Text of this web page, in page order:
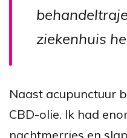
ziekenhuis
Naast acupunctuur
CBD-olie. Ik had
nachtmerries en